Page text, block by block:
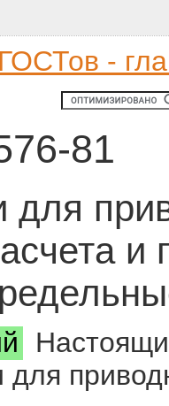
-
81
для
и
для